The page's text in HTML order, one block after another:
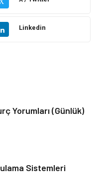
& Siyaset
Linkedin
Yorumları (Günlük)
Sistemleri